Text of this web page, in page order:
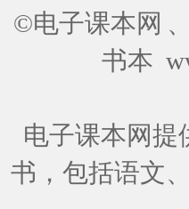
©电子课本网
书本
电子课本网提
书，包括语文